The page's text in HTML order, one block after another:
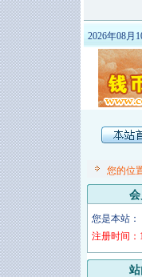
2026年08月
您的位
您是本站：
注册时间：